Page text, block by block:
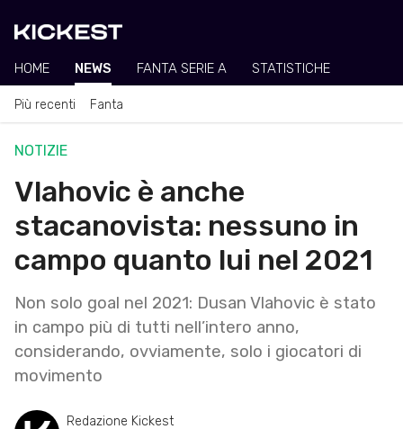
HOME NEWS FANTA SERIE A STATISTICHE
Più recenti Fanta
NOTIZIE
Vlahovic è anche
stacanovista: nessuno in
campo quanto lui nel 2021
Non solo goal nel 2021: Dusan Vlahovic è stato
in campo più di tutti nell’intero anno,
considerando, ovviamente, solo i giocatori di
movimento
Redazione Kickest